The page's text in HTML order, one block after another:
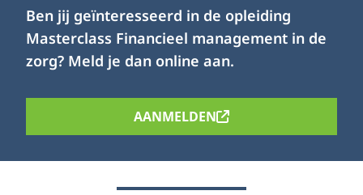
Ben jij geïnteresseerd in de opleiding
Masterclass Financieel management in de
zorg? Meld je dan online aan.
AANMELDEN